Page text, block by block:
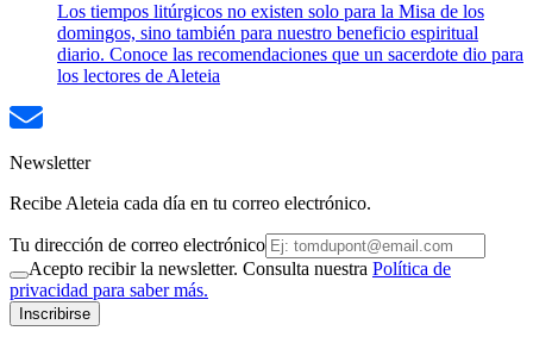
Los tiempos litúrgicos no existen solo para la Misa de los
domingos, sino también para nuestro beneficio espiritual
diario. Conoce las recomendaciones que un sacerdote dio para
los lectores de Aleteia
Newsletter
Recibe Aleteia cada día en tu correo electrónico.
Tu dirección de correo electrónico
Acepto recibir la newsletter. Consulta nuestra Política de
privacidad para saber más.
Inscribirse